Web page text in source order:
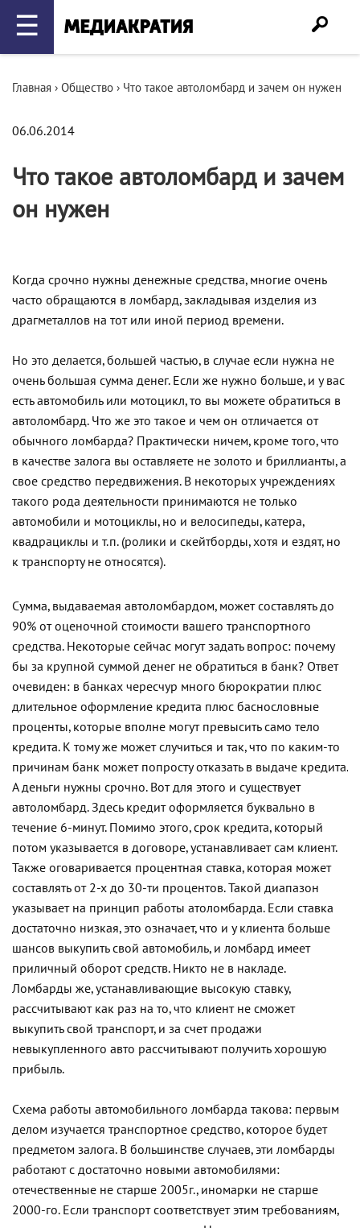
☰
Главная › Общество › Что такое автоломбард и зачем он нужен
06.06.2014
Что такое автоломбард и зачем
он нужен
Когда срочно нужны денежные средства, многие очень
часто обращаются в ломбард, закладывая изделия из
драгметаллов на тот или иной период времени.
Но это делается, большей частью, в случае если нужна не
очень большая сумма денег. Если же нужно больше, и у вас
есть автомобиль или мотоцикл, то вы можете обратиться в
автоломбард. Что же это такое и чем он отличается от
обычного ломбарда? Практически ничем, кроме того, что
в качестве залога вы оставляете не золото и бриллианты, а
свое средство передвижения. В некоторых учреждениях
такого рода деятельности принимаются не только
автомобили и мотоциклы, но и велосипеды, катера,
квадрациклы и т.п. (ролики и скейтборды, хотя и ездят, но
к транспорту не относятся).
Сумма, выдаваемая автоломбардом, может составлять до
90% от оценочной стоимости вашего транспортного
средства. Некоторые сейчас могут задать вопрос: почему
бы за крупной суммой денег не обратиться в банк? Ответ
очевиден: в банках чересчур много бюрократии плюс
длительное оформление кредита плюс баснословные
проценты, которые вполне могут превысить само тело
кредита. К тому же может случиться и так, что по каким-то
причинам банк может попросту отказать в выдаче кредита.
А деньги нужны срочно. Вот для этого и существует
автоломбард. Здесь кредит оформляется буквально в
течение 6-минут. Помимо этого, срок кредита, который
потом указывается в договоре, устанавливает сам клиент.
Также оговаривается процентная ставка, которая может
составлять от 2-х до 30-ти процентов. Такой диапазон
указывает на принцип работы атоломбарда. Если ставка
достаточно низкая, это означает, что и у клиента больше
шансов выкупить свой автомобиль, и ломбард имеет
приличный оборот средств. Никто не в накладе.
Ломбарды же, устанавливающие высокую ставку,
рассчитывают как раз на то, что клиент не сможет
выкупить свой транспорт, и за счет продажи
невыкупленного авто рассчитывают получить хорошую
прибыль.
Схема работы автомобильного ломбарда такова: первым
делом изучается транспортное средство, которое будет
предметом залога. В большинстве случаев, эти ломбарды
работают с достаточно новыми автомобилями:
отечественные не старше 2005г., иномарки не старше
2000-го. Если транспорт соответствует этим требованиям,